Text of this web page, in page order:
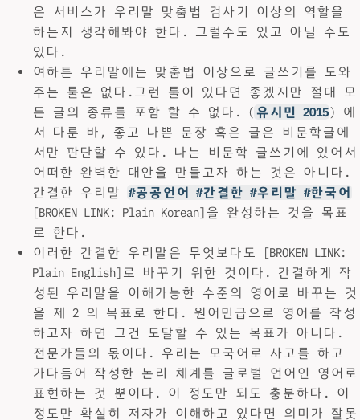
은 서비스가 우리말 맞춤법 검사기 이상의 역할을
하는지 생각해봐야 한다. 그럴수도 있고 아닐 수도
있다.
여하튼 우리말에는 맞춤법 이상으로 글쓰기를 도와
주는 툴은 없다.그런 툴이 있다면 좋겠지만 절대 모
든 글의 종류를 포함 할 수 없다. ( 유시민 2015) 에
서 다룬 바, 좋고 나쁜 문장 혹은 글은 비문학글에
서만 판단할 수 있다. 나는 비문학 글쓰기에 있어서
어떠한 완벽한 대안을 만들고자 하는 것은 아니다.
간결한 우리말
#공공언어 #간결한 #우리말 #한국어
[BROKEN LINK: Plain Korean]을 완성하는 것을 목표
로 한다.
이러한 간결한 우리말은 무엇보다도 [BROKEN LINK:
Plain English]로 바꾸기 위한 것이다. 간결하게 작
성된 우리말을 이해가능한 수준의 영어로 바꾸는 것
을 제 2 의 목표로 한다. 원어민급으로 영어를 작성
하고자 하면 그건 도달할 수 있는 목표가 아니다.
전문가들의 몫이다. 우리는 모국어로 사고를 하고
가다듬어 작성한 논리 체계를 글로벌 언어인 영어로
표현하는 것 뿐이다. 이 정도만 되도 충분하다. 이
정도만 확실히 저자가 이해하고 있다면 의미가 잘못